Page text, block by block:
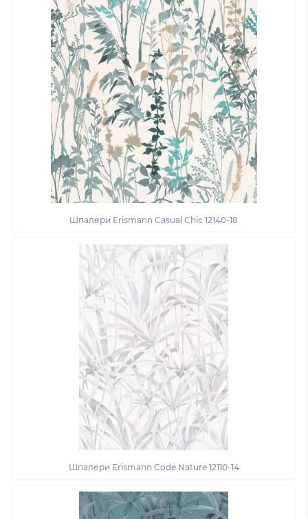
Шпалери Erismann Casual Chic 12140-18
Шпалери Erismann Code Nature 12110-14